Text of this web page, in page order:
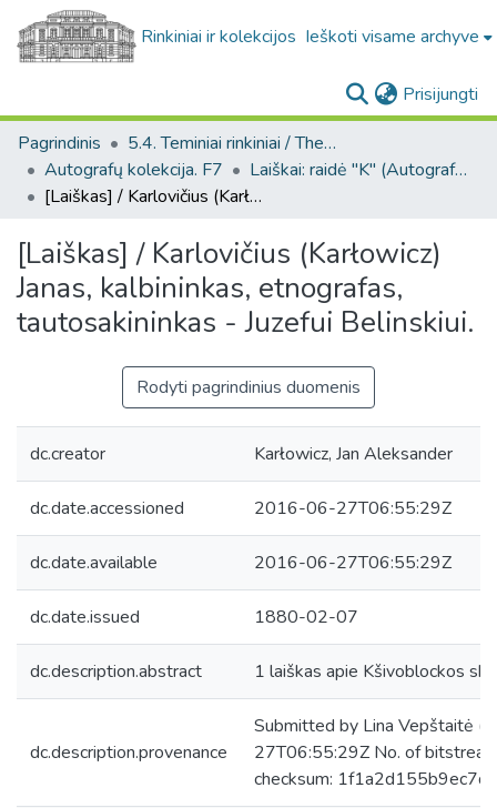
Rinkiniai ir kolekcijos Ieškoti visame archyve
Prisijungti
Pagrindinis
5.4. Teminiai rinkiniai / Thematic collections
Autografų kolekcija. F7
Laiškai: raidė "K" (Autografų kolekcija. F7)
[Laiškas] / Karlovičius (Karłowicz) Janas, kalbininkas, etnografas, tautosakininkas - Juzefui Belinskiui.
[Laiškas] / Karlovičius (Karłowicz)
Janas, kalbininkas, etnografas,
tautosakininkas - Juzefui Belinskiui.
Rodyti pagrindinius duomenis
dc.creator Karłowicz, Jan Aleksander
dc.date.accessioned 2016-06-27T06:55:29Z
dc.date.available 2016-06-27T06:55:29Z
dc.date.issued 1880-02-07
dc.description.abstract 1 laiškas apie Kšivoblockos
dc.description.provenance
Submitted by Lina Vepštaitė
27T06:55:29Z No. of
checksum: